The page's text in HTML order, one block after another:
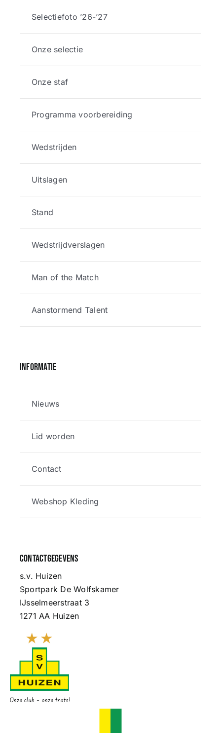
Selectiefoto ’26-’27
Onze selectie
Onze staf
Programma voorbereiding
Wedstrijden
Uitslagen
Stand
Wedstrijdverslagen
Man of the Match
Aanstormend Talent
Informatie
Nieuws
Lid worden
Contact
Webshop Kleding
Contactgegevens
s.v. Huizen
Sportpark De Wolfskamer
IJsselmeerstraat 3
1271 AA Huizen
Onze club – onze trots!